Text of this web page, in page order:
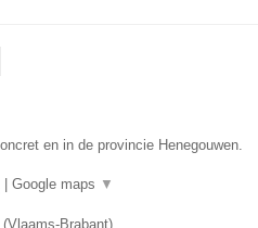
en in de provincie Henegouwen.
Google maps ▼
(Vlaams-Brabant)